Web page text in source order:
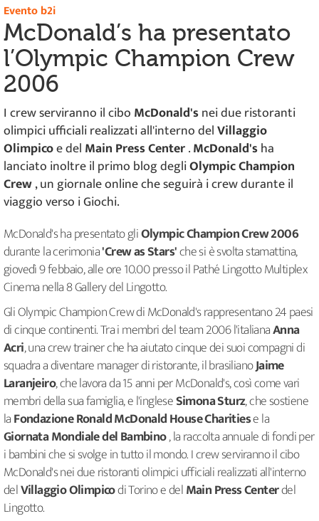
Evento b2i
McDonald’s ha presentato
l’Olympic Champion Crew
2006
I crew serviranno il cibo McDonald'snei due ristoranti
olimpici ufficiali realizzati all'interno delVillaggio
Olimpicoe del Main Press Center.McDonald'sha
lanciato inoltre il primo blog degliOlympic Champion
Crew, un giornale online che seguirà i crew durante il
viaggio verso i Giochi.
McDonald's ha presentato gliOlympic Champion Crew 2006
durante la cerimonia'Crew as Stars'che si è svolta stamattina,
giovedì 9 febbaio, alle ore 10.00 presso il Pathé Lingotto Multiplex
Cinema nella 8 Gallery del Lingotto.
Gli Olympic Champion Crew di McDonald's rappresentano 24 paesi
di cinque continenti. Tra i membri del team 2006 l'italianaAnna
Acri, una crew trainer che ha aiutato cinque dei suoi compagni di
squadra a diventare manager di ristorante, il brasilianoJaime
Laranjeiro, che lavora da 15 anni per McDonald's, così come vari
membri della sua famiglia, e l'ingleseSimona Sturz, che sostiene
laFondazione Ronald McDonald House Charitiese la
Giornata Mondiale del Bambino, la raccolta annuale di fondi per
i bambini che si svolge in tutto il mondo. I crew serviranno il cibo
McDonald's nei due ristoranti olimpici ufficiali realizzati all'interno
delVillaggio Olimpicodi Torino e delMain Press Centerdel
Lingotto.